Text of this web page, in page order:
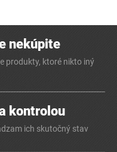
nekúpite
produkty, ktoré nikto iný
kontrolou
ich skutočný stav